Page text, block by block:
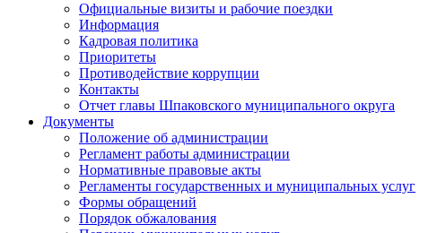
Официальные визиты и рабочие поездки
Информация
Кадровая политика
Приоритеты
Противодействие коррупции
Контакты
Отчет главы Шпаковского муниципального округа
Документы
Положение об администрации
Регламент работы администрации
Нормативные правовые акты
Регламенты государственных и муниципальных услуг
Формы обращений
Порядок обжалования